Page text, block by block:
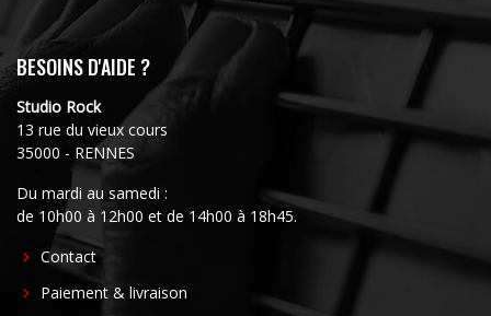
BESOINS D'AIDE ?
Studio Rock
13 rue du vieux cours
35000 - RENNES
Du mardi au samedi :
de 10h00 à 12h00 et de 14h00 à 18h45.
FOOTER
CENTER
Contact
Paiement & livraison